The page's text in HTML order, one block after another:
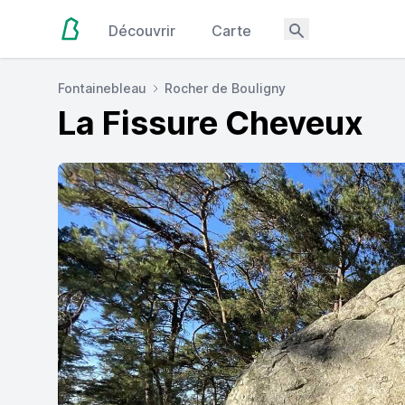
Découvrir Carte
Fontainebleau Rocher de Bouligny
La Fissure Cheveux